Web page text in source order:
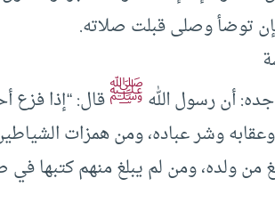
توضأ وصلى قبلت صلاته.
أن رسول اللهﷺقال: “إذا فزع
وشر عباده، ومن همزات
من ولده، ومن لم يبلغ منهم كتبها